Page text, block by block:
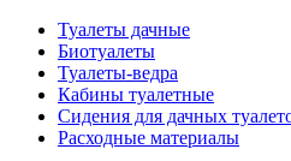
Туалеты дачные
Биотуалеты
Туалеты-ведра
Кабины туалетные
Сидения для дачных
Расходные материалы